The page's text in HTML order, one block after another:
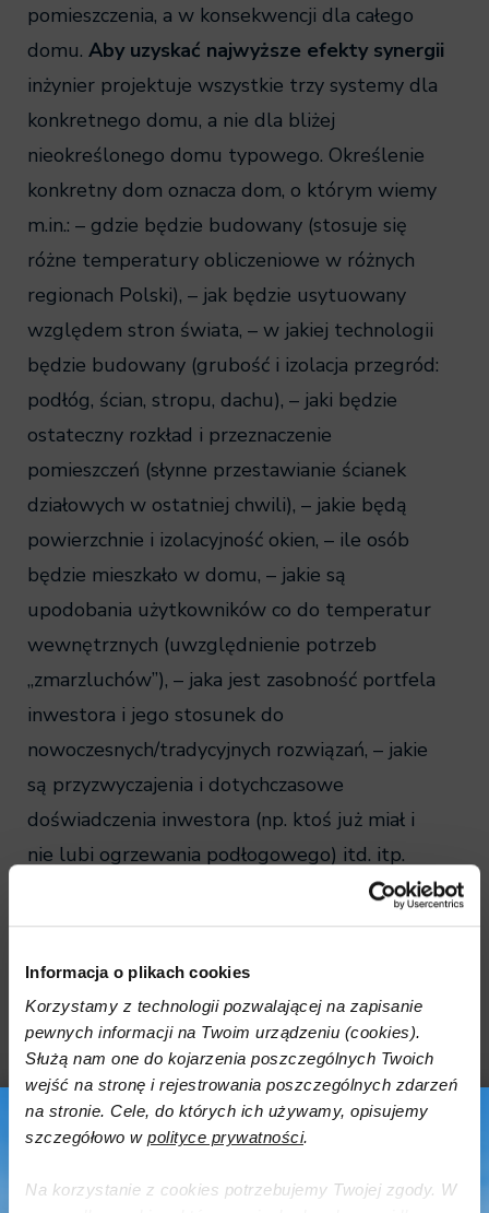
Informacja o plikach cookies
Korzystamy z technologii pozwalającej na zapisanie
pewnych informacji na Twoim urządzeniu (cookies).
Służą nam one do kojarzenia poszczególnych Twoich
wejść na stronę i rejestrowania poszczególnych zdarzeń
na stronie. Cele, do których ich używamy, opisujemy
szczegółowo w polityce prywatności.
Na korzystanie z cookies potrzebujemy Twojej zgody. W
pomieszczenia, a w konsekwencji dla całego
domu. Aby uzyskać najwyższe efekty synergii
inżynier projektuje wszystkie trzy systemy dla
konkretnego domu, a nie dla bliżej
nieokreślonego domu typowego. Określenie
konkretny dom oznacza dom, o którym wiemy
m.in.: – gdzie będzie budowany (stosuje się
różne temperatury obliczeniowe w różnych
regionach Polski), – jak będzie usytuowany
względem stron świata, – w jakiej technologii
będzie budowany (grubość i izolacja przegród:
podłóg, ścian, stropu, dachu), – jaki będzie
ostateczny rozkład i przeznaczenie
pomieszczeń (słynne przestawianie ścianek
działowych w ostatniej chwili), – jakie będą
powierzchnie i izolacyjność okien, – ile osób
będzie mieszkało w domu, – jakie są
upodobania użytkowników co do temperatur
wewnętrznych (uwzględnienie potrzeb
„zmarzluchów”), – jaka jest zasobność portfela
inwestora i jego stosunek do
nowoczesnych/tradycyjnych rozwiązań, – jakie
są przyzwyczajenia i dotychczasowe
doświadczenia inwestora (np. ktoś już miał i
nie lubi ogrzewania podłogowego) itd. itp.
Proszę zapytać Państwa projektanta, czy wziął
te elementy pod uwagę.Chcąc, by klimat
projektant ma następujące możliwości
wyboru: 1.Musi zaprojektować co najmniej
wentylację mechaniczną, która jest niezależna
od temperatur i warunków panujących na
zewnątrz. Chroniąc portfel inwestora
odzyskiem ciepła – jedyny tak efektywny,